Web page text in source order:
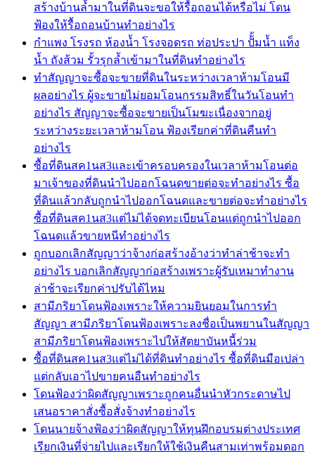
สร้างบ้านล้ำมาในที่ดินจะขอให้รื้อถอนได้หรือไม่ โดน
ฟ้องให้รื้อถอนบ้านทำอย่างไร
กำแพง โรงรถ ห้องน้ำ โรงจอดรถ ท่อประปา ปัั้มน้ำ แท็ง
น้ำ ถังส้วม รั้วรุกล้ำเข้ามาในที่ดินทำอย่างไร
ทำสัญญาจะซื้อจะขายที่ดินในระหว่างเวลาห้ามโอนมี
ผลอย่างไร ผู้จะขายไม่ยอมโอนกรรมสิทธิ์ในวันโอนทำ
อย่างไร สัญญาจะซื้อจะขายเป็นโมฆะเนื่องจากอยู่
ระหว่างระยะเวลาห้ามโอน ฟ้องเรียกค่าที่ดินคืนทำ
อย่างไร
ซื้อที่ดินสค1นส3และเข้าครอบครองในเวลาห้ามโอนต่อ
มาเจ้าของที่ดินนำไปออกโฉนดขายต่อจะทำอย่างไร ซื้อ
ที่ดินแล้วกลับถูกนำไปออกโฉนดและขายต่อจะทำอย่างไร
ซื้อที่ดินสค1นส3แต่ไม่ได้จดทะเบียนโอนแต่ถูกนำไปออก
โฉนดแล้วขายหนีทำอย่างไร
ถูกบอกเลิกสัญญาว่าจ้างก่อสร้างอ้างว่าทำล่าช้าจะทำ
อย่างไร บอกเลิกสัญญาก่อสร้างเพราะผู้รับเหมาทำงาน
ล่าช้าจะเรียกค่าปรับได้ไหม
สามีภริยาโดนฟ้องเพราะให้ความยินยอมในการทำ
สัญญา สามีภริยาโดนฟ้องเพราะลงชื่อเป็นพยานในสัญญา
สามีภริยาโดนฟ้องเพราะไปให้สัตยาบันหนี้ร่วม
ซื้อที่ดินสค1นส3แต่ไม่ได้ที่ดินทำอย่างไร ซื้อที่ดินมือเปล่า
แต่กลับเอาไปขายคนอืนทำอย่างไร
โดนฟ้องว่าผิดสัญญาเพราะถูกคนอื่นนำหัวกระดาษไป
เสนอราคาสั่งซื้อสั่งจ้างทำอย่างไร
โดนนายจ้างฟ้องว่าผิดสัญญาให้ทุนฝึกอบรมต่างประเทศ
เรียกเงินที่จ่ายไปและเรียกให้ใช้เงินคืนสามเท่าพร้อมดอก